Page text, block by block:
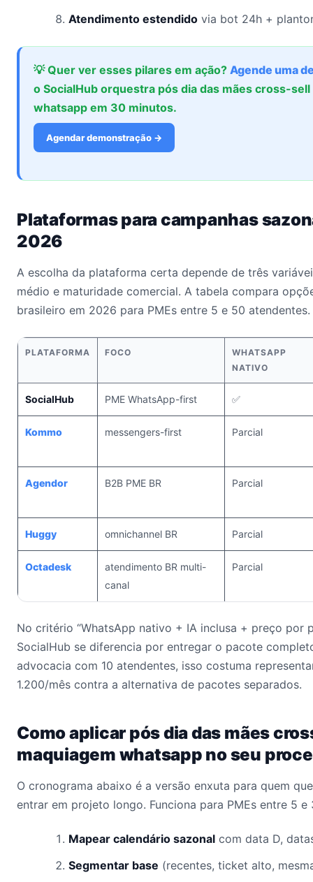
Atendimento estendido via bot 24h +
💡 Quer ver esses pilares em ação? Agende uma
o SocialHub orquestra pós dia das mães cross-
whatsapp em 30 minutos.
Agendar demonstração →
Plataformas para campanhas
2026
A escolha da plataforma certa depende de três
médio e maturidade comercial. A tabela compara
brasileiro em 2026 para PMEs entre 5 e 50 atendentes.
PLATAFORMA FOCO
WHATSAPP
NATIVO
SocialHub PME WhatsApp-first ✅
Kommo messengers-first Parcial
Agendor B2B PME BR Parcial
Huggy omnichannel BR Parcial
Octadesk
atendimento BR multi-
canal
Parcial
No critério “WhatsApp nativo + IA inclusa + preço por
SocialHub se diferencia por entregar o pacote
advocacia com 10 atendentes, isso costuma
1.200/mês contra a alternativa de pacotes separados.
Como aplicar pós dia das mães
maquiagem whatsapp no seu
O cronograma abaixo é a versão enxuta para quem
entrar em projeto longo. Funciona para PMEs entre 5 e
Mapear calendário sazonal com data D,
Segmentar base (recentes, ticket alto,